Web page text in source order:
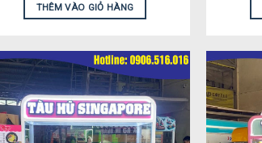
THÊM VÀO GIỎ HÀNG